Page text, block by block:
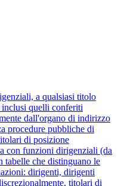
a qualsiasi titolo
quelli conferiti
dall'organo di indirizzo
procedure pubbliche di
di posizione
con funzioni dirigenziali (da
tabelle che distinguano le
dirigenti, dirigenti
titolari di